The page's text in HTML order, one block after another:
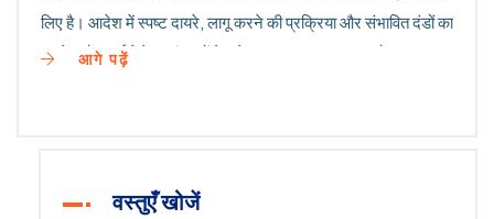
लिए है। आदेश में स्पष्ट दायरे, लागू करने की प्रक्रिया और संभावित दंडों का
उल्लेख है। कई पेशेवर संगठनों ने इसे सकारात्मक कदम माना है।
आगे पढ़ें
वस्तुएँ खोजें